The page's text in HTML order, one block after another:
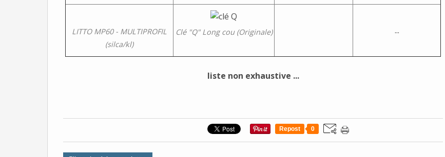
LITTO MP60 - MULTIPROFIL
(silca/kl)
Clé "Q" Long cou (Originale) ...
liste non exhaustive ...
Repost 0